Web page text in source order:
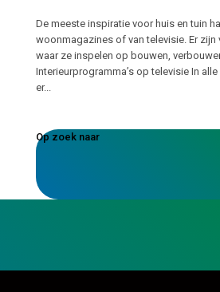
De meeste inspiratie voor huis en tuin
woonmagazines of van televisie. Er zijn
waar ze inspelen op bouwen,
Interieurprogramma’s op televisie In
er...
Op zoek naar